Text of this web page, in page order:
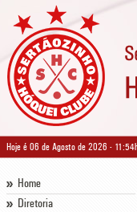
Hoje é 06 de Agosto de 2026 -
Home
Diretoria